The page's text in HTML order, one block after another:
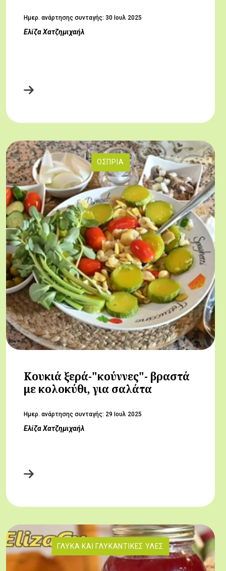
Hμερ. ανάρτησης συνταγής: 30 Ιουλ 2025
Ελίζα Χατζημιχαήλ
ΌΣΠΡΙΑ
Κουκιά ξερά-"κούννες"- βραστά
με κολοκύθι, για σαλάτα
Hμερ. ανάρτησης συνταγής: 29 Ιουλ 2025
Ελίζα Χατζημιχαήλ
ΓΛΥΚΆ ΚΑΙ ΓΛΥΚΑΝΤΙΚΈΣ ΎΛΕΣ